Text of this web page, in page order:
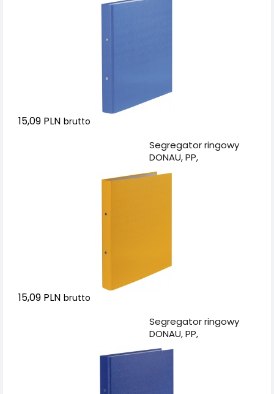
15,09 PLN brutto
Segregator ringowy
DONAU, PP,
A4/2R/20mm, żółty
15,09 PLN brutto
Segregator ringowy
DONAU, PP,
A4/2R/20mm,